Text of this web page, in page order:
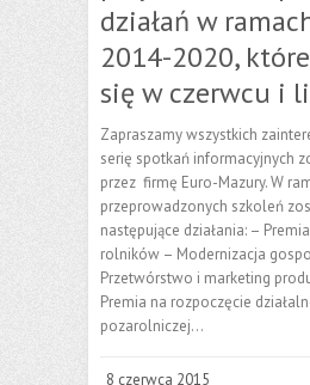
działań w
2014-2020,
się w czerwcu i
Zapraszamy wszystkich
serię spotkań informacyjnych
przez firmę Euro-Mazury. W
przeprowadzonych szkoleń
następujące działania: –
rolników – Modernizacja
Przetwórstwo i marketing
Premia na rozpoczęcie
pozarolniczej…
8 czerwca 2015